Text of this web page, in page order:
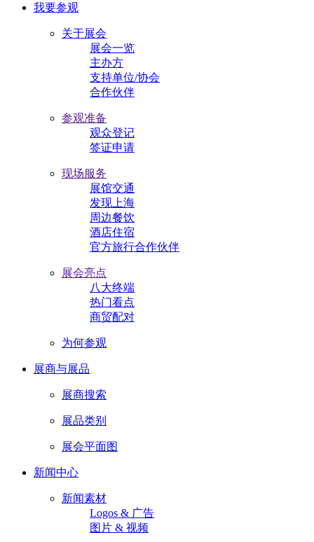
我要参观
关于展会
展会一览
主办方
支持单位/协会
合作伙伴
参观准备
观众登记
签证申请
现场服务
展馆交通
发现上海
周边餐饮
酒店住宿
官方旅行合作伙伴
展会亮点
八大终端
热门看点
商贸配对
为何参观
展商与展品
展商搜索
展品类别
展会平面图
新闻中心
新闻素材
Logos & 广告
图片 & 视频